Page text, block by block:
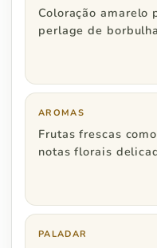
Rio de Janeiro
Espírito Santo
Coloração amarelo
perlage de
AROMAS
Frutas frescas
notas florais
PALADAR